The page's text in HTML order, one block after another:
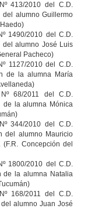
413/2010 del C.D.
alumno Guillermo
1490/2010 del C.D.
del alumno José Luis
Pacheco)
1127/2010 del C.D.
de la alumna María
68/2011 del C.D.
de la alumna Mónica
344/2010 del C.D.
del alumno Mauricio
(F.R. Concepción del
1800/2010 del C.D.
de la alumna Natalia
168/2011 del C.D.
alumno Juan José